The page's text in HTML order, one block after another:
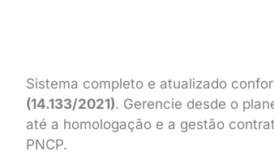
Sistema completo e atualizado
(14.133/2021). Gerencie desde o
até a homologação e a gestão
PNCP.